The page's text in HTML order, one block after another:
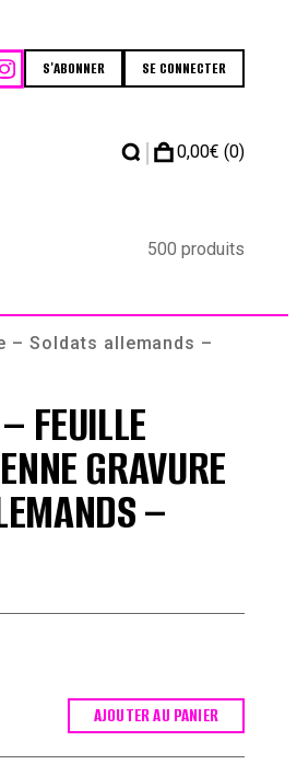
S'ABONNER SE CONNECTER
| 0,00€ (0)
500 produits
– Soldats allemands –
FEUILLE
GRAVURE
–
AJOUTER AU PANIER